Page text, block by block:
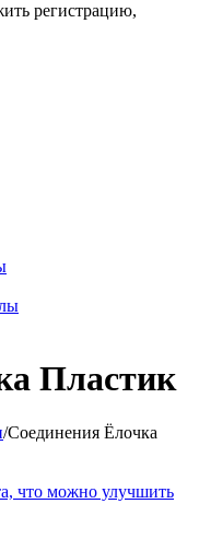
регистрацию,
Пластик
/Соединения Ёлочка
что можно улучшить